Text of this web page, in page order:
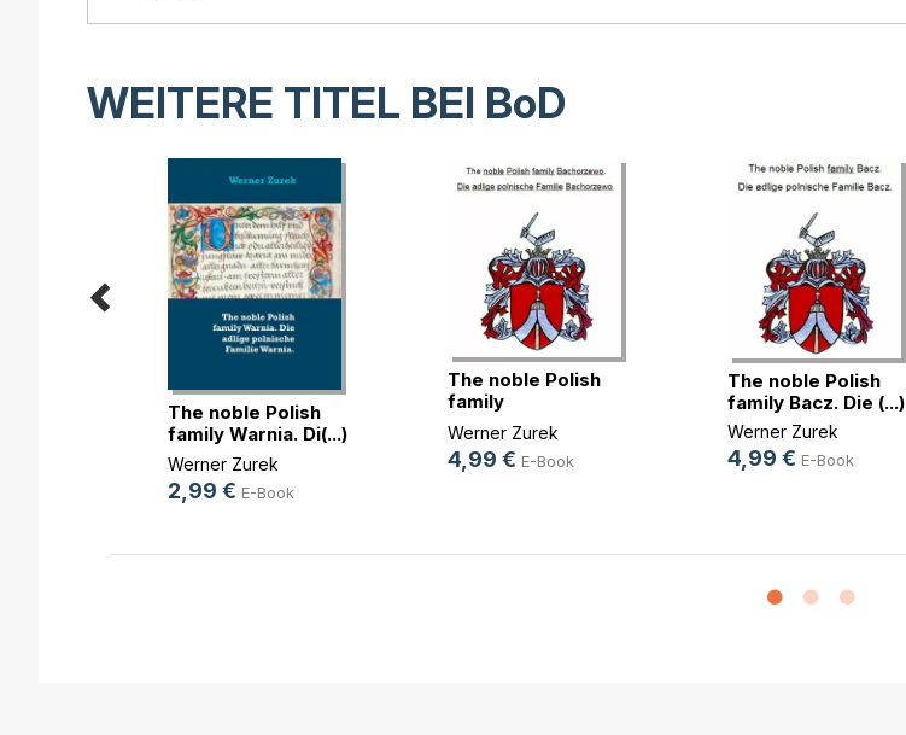
WEITERE TITEL BEI BoD
The noble Polish
family Warnia. Di(...)
Werner Zurek
2,99 € E-Book
The noble Polish
family
Bachorzewo(...)
Werner Zurek
4,99 € E-Book
The noble Polish
family Bacz. Die (...)
Werner Zurek
4,99 € E-Book